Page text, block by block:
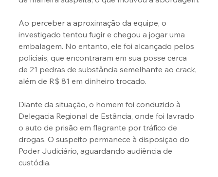
Ao perceber a aproximação da equipe, o
investigado tentou fugir e chegou a jogar uma
embalagem. No entanto, ele foi alcançado pelos
policiais, que encontraram em sua posse cerca
de 21 pedras de substância semelhante ao crack,
além de R$ 81 em dinheiro trocado.
Diante da situação, o homem foi conduzido à
Delegacia Regional de Estância, onde foi lavrado
o auto de prisão em flagrante por tráfico de
drogas. O suspeito permanece à disposição do
Poder Judiciário, aguardando audiência de
custódia.